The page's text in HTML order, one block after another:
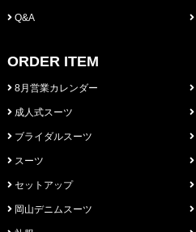
Q&A
ORDER ITEM
8月営業カレンダー
成人式スーツ
ブライダルスーツ
スーツ
セットアップ
岡山デニムスーツ